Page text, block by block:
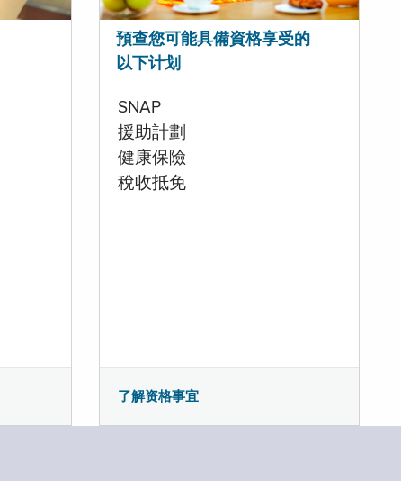
預查您可能具備資格享受的
以下计划
SNAP
援助計劃
健康保險
稅收抵免
了解资格事宜